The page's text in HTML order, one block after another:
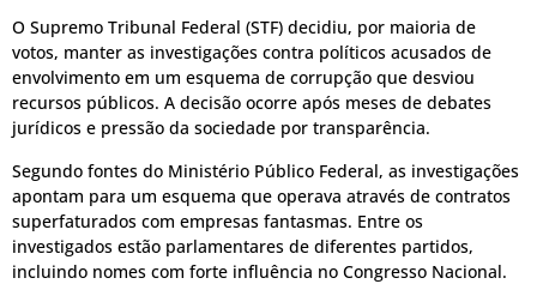
O Supremo Tribunal Federal (STF) decidiu, por maioria de
votos, manter as investigações contra políticos acusados de
envolvimento em um esquema de corrupção que desviou
recursos públicos. A decisão ocorre após meses de debates
jurídicos e pressão da sociedade por transparência.
Segundo fontes do Ministério Público Federal, as investigações
apontam para um esquema que operava através de contratos
superfaturados com empresas fantasmas. Entre os
investigados estão parlamentares de diferentes partidos,
incluindo nomes com forte influência no Congresso Nacional.